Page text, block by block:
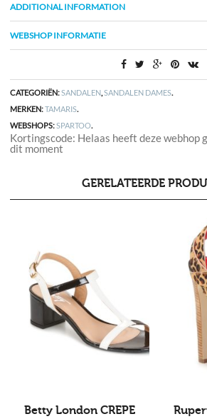
ADDITIONAL INFORMATION
WEBSHOP INFORMATIE
CATEGORIËN:SANDALEN,SANDALEN DAMES.
MERKEN:TAMARIS.
WEBSHOPS:SPARTOO.
Kortingscode: Helaas heeft deze webhop
dit moment
GERELATEERDE
Betty London CREPE